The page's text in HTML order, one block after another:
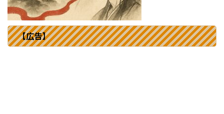
【広告】